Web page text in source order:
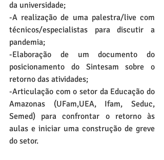
da universidade;
-A realização de uma palestra/live com
técnicos/especialistas para discutir a
pandemia;
-Elaboração de um documento do
posicionamento do Sintesam sobre o
retorno das atividades;
-Articulação com o setor da Educação do
Amazonas (UFam,UEA, Ifam, Seduc,
Semed) para confrontar o retorno às
aulas e iniciar uma construção de greve
do setor.